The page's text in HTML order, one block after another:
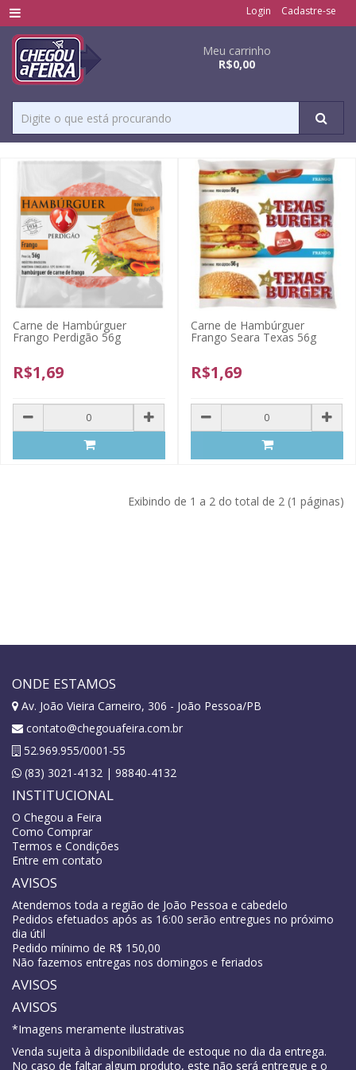
Login Cadastre-se
Meu carrinho
R$0,00
Carne de Hambúrguer
Frango Perdigão 56g
R$1,69
Carne de Hambúrguer
Frango Seara Texas 56g
R$1,69
Exibindo de 1 a 2 do total de 2 (1 páginas)
ONDE ESTAMOS
Av. João Vieira Carneiro, 306 - João Pessoa/PB
contato@chegouafeira.com.br
52.969.955/0001-55
(83) 3021-4132 | 98840-4132
INSTITUCIONAL
O Chegou a Feira
Como Comprar
Termos e Condições
Entre em contato
AVISOS
Atendemos toda a região de João Pessoa e cabedelo
Pedidos efetuados após as 16:00 serão entregues no próximo
dia útil
Pedido mínimo de R$ 150,00
Não fazemos entregas nos domingos e feriados
AVISOS
AVISOS
*Imagens meramente ilustrativas
Venda sujeita à disponibilidade de estoque no dia da entrega.
No caso de faltar algum produto, este não será entregue e o